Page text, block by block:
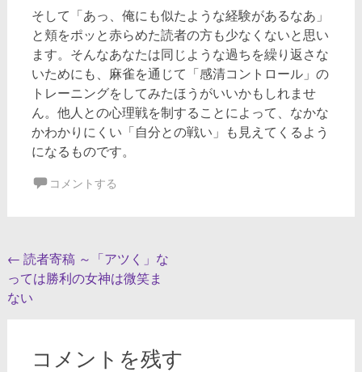
そして「あっ、俺にも似たような経験があるなあ」
と頬をポッと赤らめた読者の方も少なくないと思い
ます。そんなあなたは同じような過ちを繰り返さな
いためにも、麻雀を通じて「感清コントロール」の
トレーニングをしてみたほうがいいかもしれませ
ん。他人との心理戦を制することによって、なかな
かわかりにくい「自分との戦い」も見えてくるよう
になるものです。
コメントする
投
稿
ナ
← 読者寄稿 ～「アツく」な
っては勝利の女神は微笑ま
ない
コメントを残す